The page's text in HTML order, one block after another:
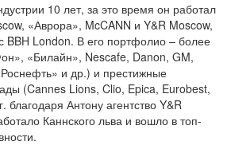
10 лет, за это время он работал
«Аврора», McCANN и Y&R Moscow,
BBH London. В его портфолио – более
«Билайн», Nescafe, Danon, GM,
и др.) и престижные
(Cannes Lions, Clio, Epica, Eurobest,
благодаря Антону агентство Y&R
Каннского льва и вошло в топ-